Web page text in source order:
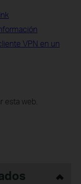
VPN en un
esta web.